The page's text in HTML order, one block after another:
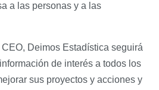
a las personas y a las
Deimos Estadística seguirá
de interés a todos los
sus proyectos y acciones y